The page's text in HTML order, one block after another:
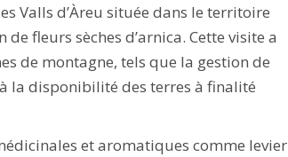
Valls d’Àreu située dans le territoire
fleurs sèches d’arnica. Cette visite a
de montagne, tels que la gestion de
la disponibilité des terres à finalité
et aromatiques comme levier